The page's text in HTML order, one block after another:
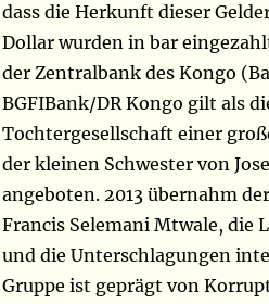
dass die Herkunft dieser
Dollar wurden in bar
der Zentralbank des Kongo
BGFIBank/DR Kongo gilt als
Tochtergesellschaft einer
der kleinen Schwester von
angeboten. 2013 übernahm
Francis Selemani Mtwale, die
und die Unterschlagungen
Gruppe ist geprägt von